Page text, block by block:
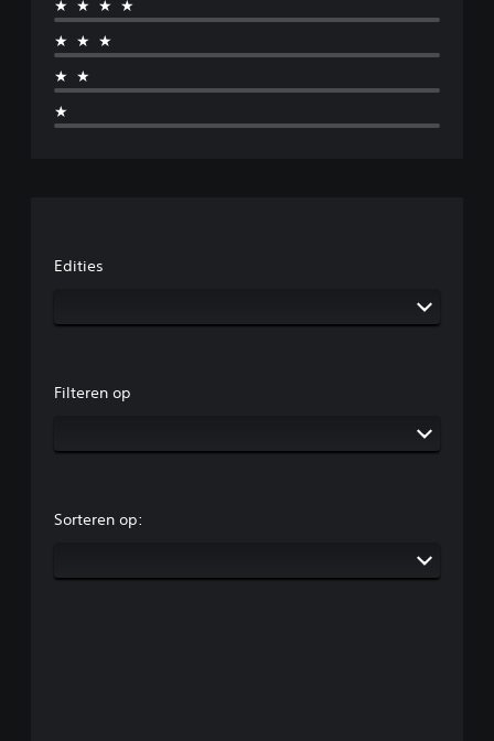
★★★★
★★★
★★
★
Edities
Filteren op
Sorteren op: